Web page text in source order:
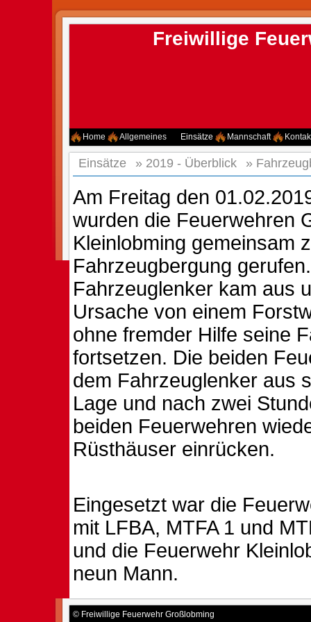
Freiwillige
Home Allgemeines Einsätze Mannschaft
Einsätze » 2019 - Überblick »
Am Freitag den
wurden die Feuerwehren
Kleinlobming gemeinsam
Fahrzeugbergung
Fahrzeuglenker kam aus
Ursache von einem
ohne fremder Hilfe seine
fortsetzen. Die beiden
dem Fahrzeuglenker aus
Lage und nach zwei
beiden Feuerwehren
Rüsthäuser einrücken.
Eingesetzt war die
mit LFBA, MTFA 1 und
und die Feuerwehr
neun Mann.
© Freiwillige Feuerwehr Großlobming